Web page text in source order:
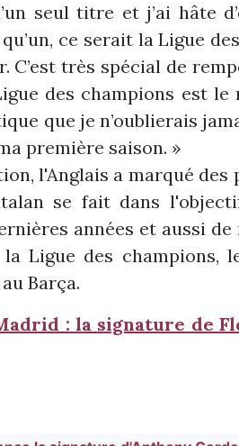
seul titre et j’ai hâte
ce serait la Ligue
C’est très spécial de
des champions est
que je n’oublierais
première saison. »
l'Anglais a marqué
se fait dans
années et aussi
Ligue des champions,
Barça.
: la signature de